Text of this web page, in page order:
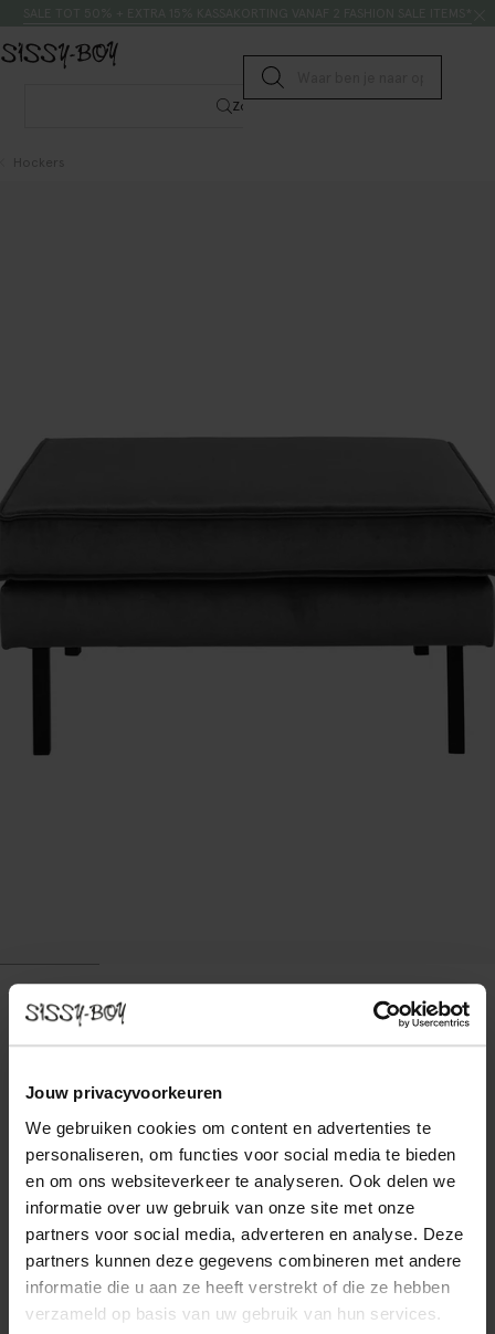
Jouw privacyvoorkeuren
We gebruiken cookies om content en advertenties te
personaliseren, om functies voor social media te bieden
en om ons websiteverkeer te analyseren. Ook delen we
informatie over uw gebruik van onze site met onze
partners voor social media, adverteren en analyse. Deze
partners kunnen deze gegevens combineren met andere
informatie die u aan ze heeft verstrekt of die ze hebben
verzameld op basis van uw gebruik van hun services.
Submit search
Zoeken
Hockers
399.00
Velvet hocker uit de Amsterdam serie. De hocker voelt dankzij
Een ideale aanvulling naast je Amsterdam velvet bank of loveseat.
Let op: Bij de levering kan de hocker ...Lees meer
1 Model